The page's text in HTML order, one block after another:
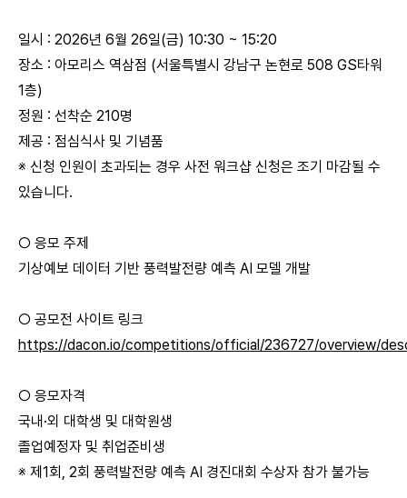
일시 : 2026년 6월 26일(금) 10:30 ~ 15:20
장소 : 아모리스 역삼점 (서울특별시 강남구 논현로 508 GS타워
1층)
정원 : 선착순 210명
제공 : 점심식사 및 기념품
※ 신청 인원이 초과되는 경우 사전 워크샵 신청은 조기 마감될 수
있습니다.
○ 응모 주제
기상예보 데이터 기반 풍력발전량 예측 AI 모델 개발
○ 공모전 사이트 링크
https://dacon.io/competitions/official/236727/overview/
○ 응모자격
국내·외 대학생 및 대학원생
졸업예정자 및 취업준비생
※ 제1회, 2회 풍력발전량 예측 AI 경진대회 수상자 참가 불가능